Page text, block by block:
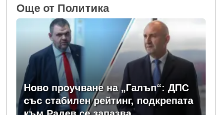
Oще от Политика
Ново проучване на „Галъп“: ДПС
със стабилен рейтинг, подкрепата